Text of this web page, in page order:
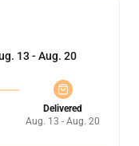
13 - Aug. 20
Delivered
Aug. 13 - Aug. 20